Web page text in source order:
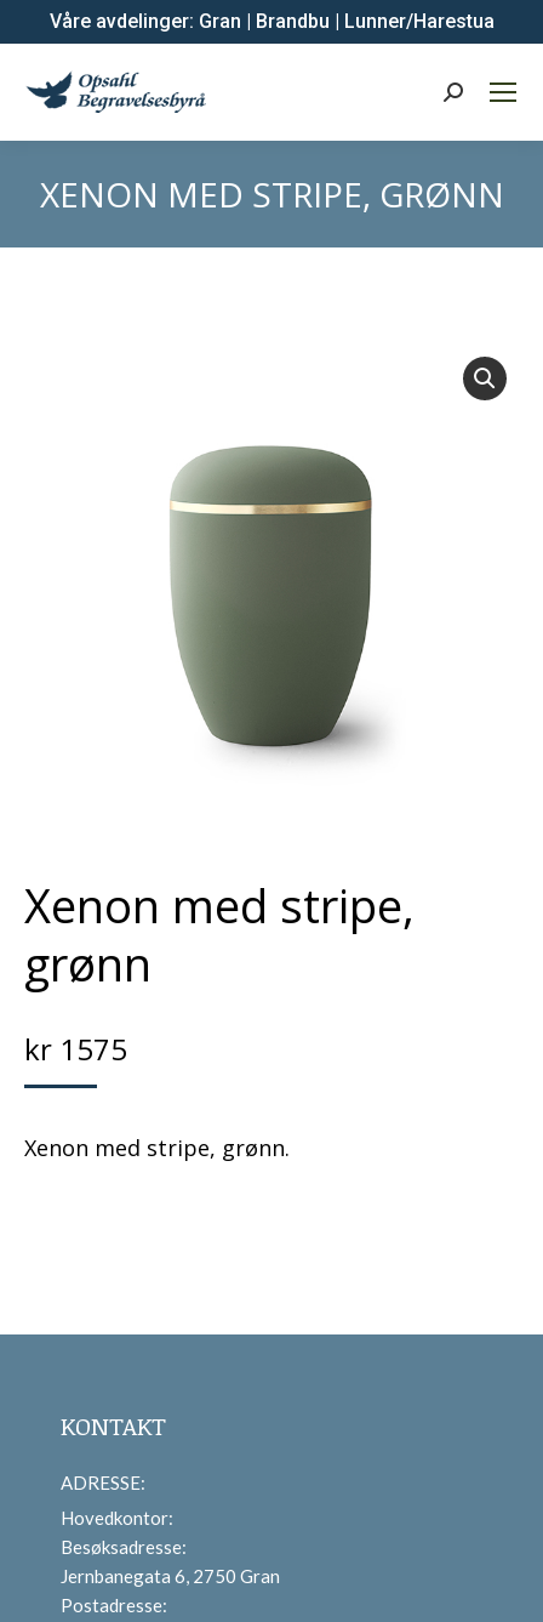
Våre avdelinger: Gran | Brandbu | Lunner/Harestua
Search:
XENON MED STRIPE, GRØNN
Xenon med stripe,
grønn
kr 1575
Xenon med stripe, grønn.
KONTAKT
ADRESSE:
Hovedkontor:
Besøksadresse:
Jernbanegata 6, 2750 Gran
Postadresse: